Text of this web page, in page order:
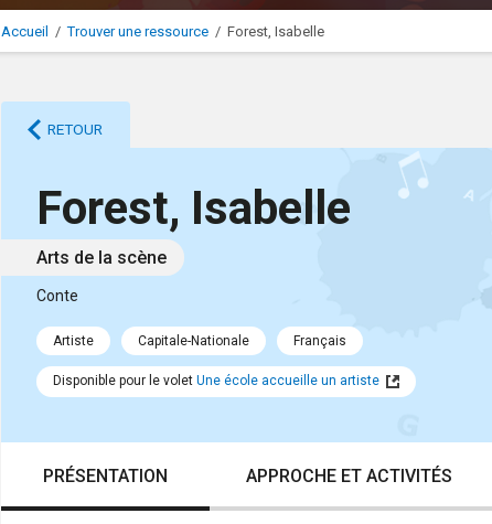
SOUS-
MENU
Accueil / Trouver une ressource / Forest, Isabelle
RETOUR
Forest, Isabelle
Arts de la scène
Conte
Artiste Capitale-Nationale Français
Disponible pour le volet Une école accueille un artiste
PRÉSENTATION APPROCHE ET ACTIVITÉS